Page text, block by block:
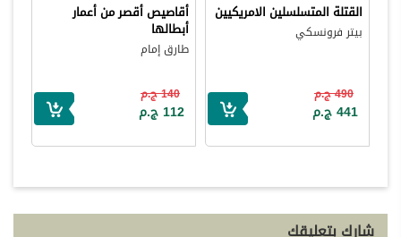
القتلة المتسلسلين الامريكيين
بيتر فرونسكي
490 ج.م
441 ج.م
أقاصيص أقصر من أعمار
أبطالها
طارق إمام
140 ج.م
112 ج.م